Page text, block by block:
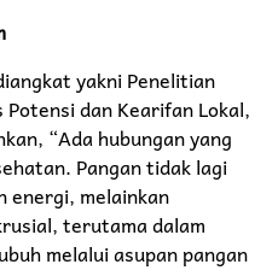
yakni Penelitian
Potensi dan Kearifan Lokal,
“Ada hubungan yang
Pangan tidak lagi
energi, melainkan
terutama dalam
melalui asupan pangan